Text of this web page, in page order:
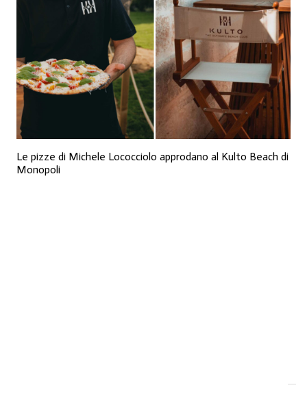
Le pizze di Michele Lococciolo approdano al Kulto Beach di
Monopoli